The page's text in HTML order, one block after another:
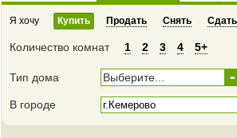
Я хочу Купить Продать Снять Сдать
Количество комнат 1 2 3 4 5+
Тип дома Выберите...
В городе